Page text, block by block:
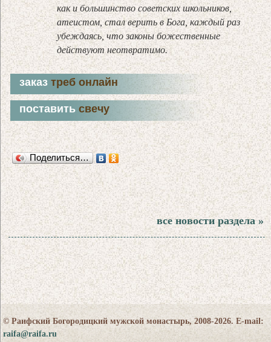
как и большинство советских школьников,
атеистом, стал верить в Бога, каждый раз
убеждаясь, что законы божественные
действуют неотвратимо.
заказтреб онлайн
поставитьсвечу
Поделиться…
все новости раздела »
© Раифский Богородицкий мужской монастырь, 2008-2026. E-mail:
raifa@raifa.ru